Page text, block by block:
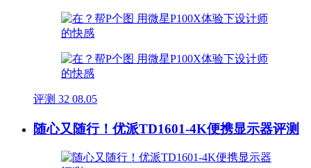
评测 32 08.05
随心又随行！优派TD1601-4K便携显示器评测